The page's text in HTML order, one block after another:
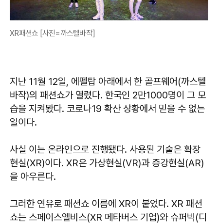
XR패션쇼 [사진=까스텔바작]
지난 11월 12일, 에펠탑 아래에서 한 골프웨어(까스텔
바작)의 패션쇼가 열렸다. 한국인 2만1000명이 그 모
습을 지켜봤다. 코로나19 확산 상황에서 믿을 수 없는
일이다.
사실 이는 온라인으로 진행됐다. 사용된 기술은 확장
현실(XR)이다. XR은 가상현실(VR)과 증강현실(AR)
을 아우른다.
그러한 연유로 패션쇼 이름에 XR이 붙었다. XR 패션
쇼는 스페이스엘비스(XR 메타버스 기업)와 슈퍼빅(디